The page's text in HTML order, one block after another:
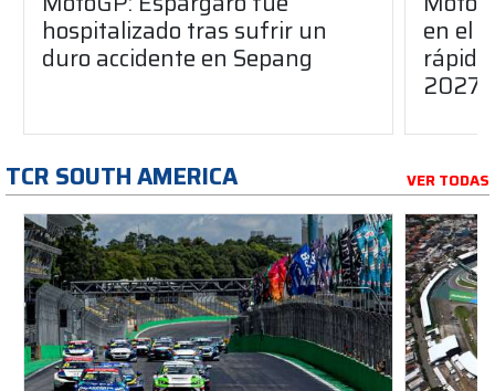
hospitalizado tras sufrir un
duro accidente en Sepang
en el
2027
TCR SOUTH AMERICA VER TODAS